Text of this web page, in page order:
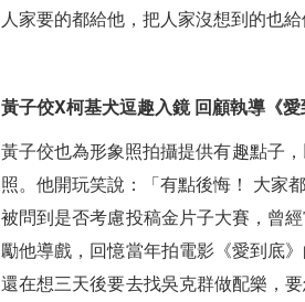
人家要的都給他，把人家沒想到的也
黃子佼X柯基犬逗趣入鏡 回顧執導《
黃子佼也為形象照拍攝提供有趣點子
照。他開玩笑說：「有點後悔！ 大家
被問到是否考慮投稿金片子大賽，曾
勵他導戲，回憶當年拍電影《愛到底
還在想三天後要去找吳克群做配樂，